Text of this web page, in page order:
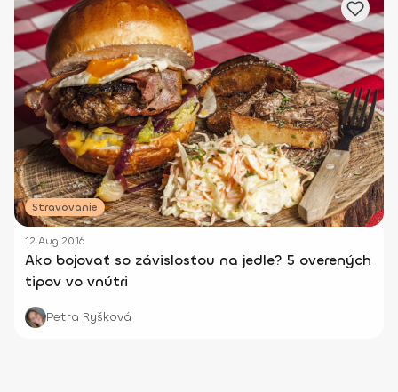
Stravovanie
12 Aug 2016
Ako bojovať so závislosťou na jedle? 5 overených
tipov vo vnútri
Petra Ryšková